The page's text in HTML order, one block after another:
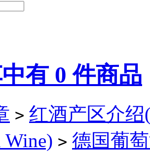
有 0 件商品
> 红酒产区介绍
Wine) > 德国葡